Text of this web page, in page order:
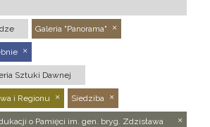
Galeria "Panorama"
Sztuki Dawnej
i Regionu Siedziba
o Pamięci im. gen. bryg. Zdzisława